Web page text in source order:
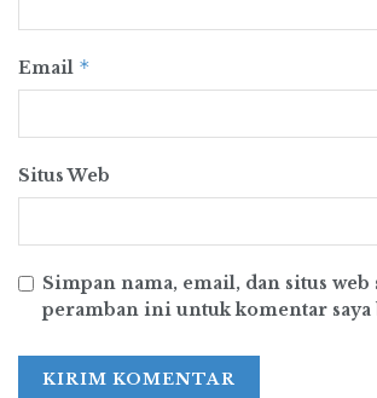
Email *
Situs Web
Simpan nama, email, dan situs web
peramban ini untuk komentar